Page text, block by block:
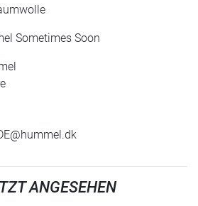
Sometimes Soon
ANGESEHEN